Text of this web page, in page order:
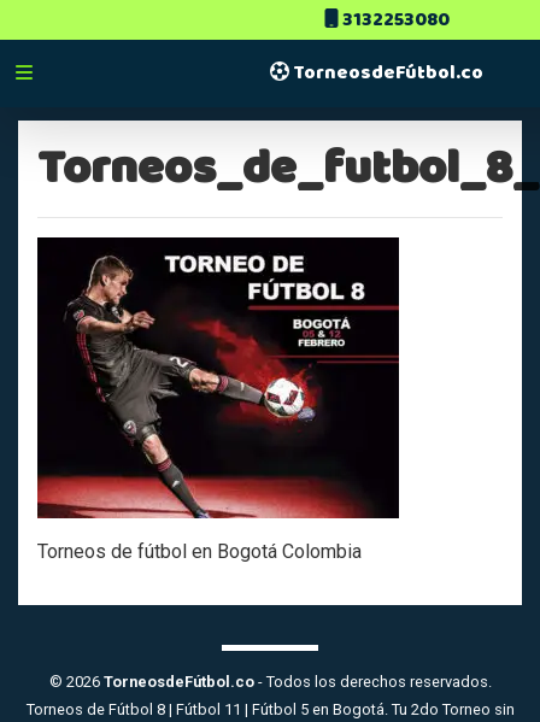
3132253080
TorneosdeFútbol.co
Torneos de fútbol en Bogotá Colombia
© 2026 TorneosdeFútbol.co- Todos los derechos reservados.
Torneos de Fútbol 8 | Fútbol 11 | Fútbol 5 en Bogotá. Tu 2do Torneo sin